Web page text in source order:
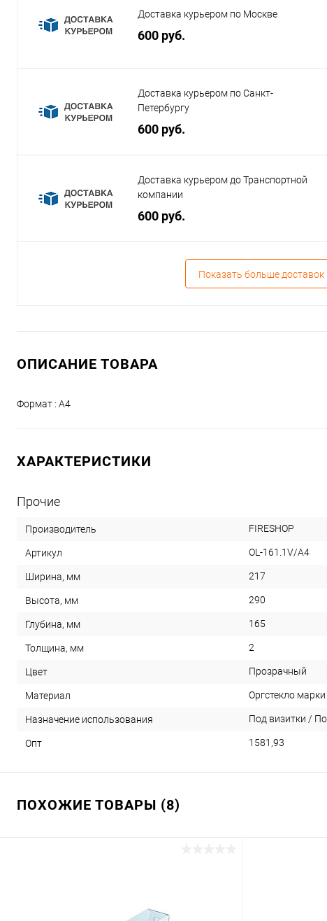
Доставка курьером по Москве
600 руб.
Доставка курьером по Санкт-
Петербургу
600 руб.
Доставка курьером до Транспортной
компании
600 руб.
Показать больше доставок
ОПИСАНИЕ ТОВАРА
Формат : А4
ХАРАКТЕРИСТИКИ
Прочие
Производитель FIRESHOP
Артикул OL-161.1V/A4
Ширина, мм 217
Высота, мм 290
Глубина, мм 165
Толщина, мм 2
Цвет Прозрачный
Материал Оргстекло
Назначение использования Под визитки /
Опт 1581,93
ПОХОЖИЕ ТОВАРЫ (8)